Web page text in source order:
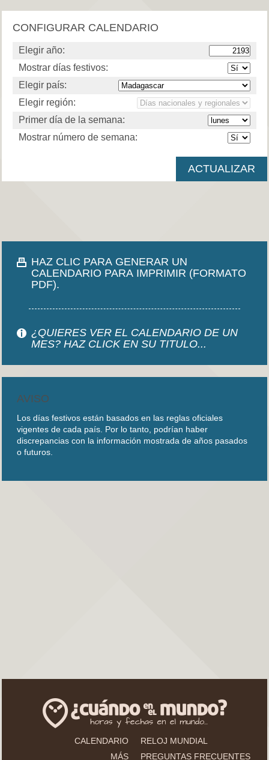
CONFIGURAR CALENDARIO
Elegir año:
Mostrar días festivos:
Elegir país:
Elegir región:
Primer día de la semana:
Mostrar número de semana:
HAZ CLIC PARA GENERAR UN
CALENDARIO PARA IMPRIMIR (FORMATO
PDF).
¿QUIERES VER EL CALENDARIO DE UN
MES? HAZ CLICK EN SU TITULO...
AVISO
Los días festivos están basados en las reglas oficiales
vigentes de cada país. Por lo tanto, podrían haber
discrepancias con la información mostrada de años pasados
o futuros.
CALENDARIO
RELOJ MUNDIAL
MÁS
PREGUNTAS FRECUENTES